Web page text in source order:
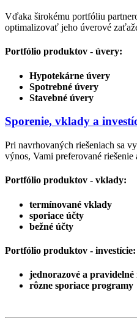
Vďaka širokému portfóliu
optimalizovať jeho úverové
Portfólio produktov - úvery:
Hypotekárne úvery
Spotrebné úvery
Stavebné úvery
Sporenie, vklady a
Pri navrhovaných riešeniach sa
výnos, Vami preferované riešenie
Portfólio produktov - vklady:
termínované vklady
sporiace účty
bežné účty
Portfólio produktov - investície:
jednorazové a
rôzne sporiace programy